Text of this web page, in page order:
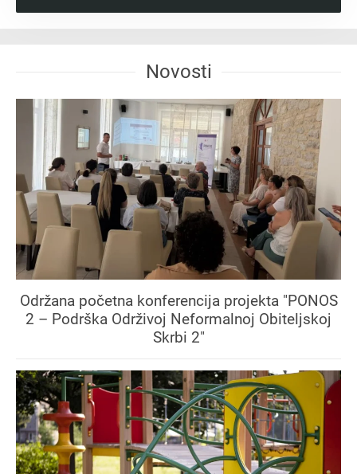
Novosti
Održana početna konferencija projekta "PONOS
2 – Podrška Održivoj Neformalnoj Obiteljskoj
Skrbi 2"